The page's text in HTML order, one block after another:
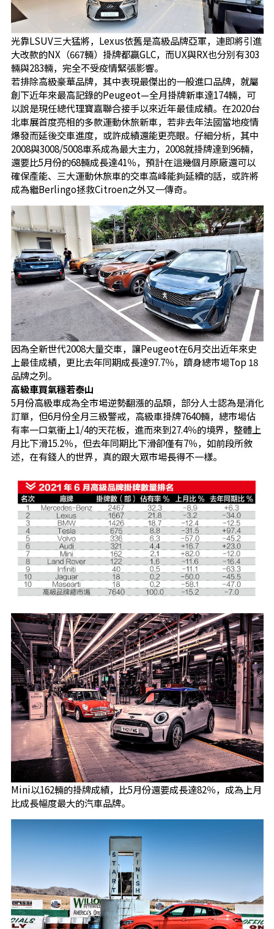
光靠LSUV三大猛將，Lexus依舊是高級品牌亞軍，連即將引進
大改款的NX（667輛）掛牌都贏GLC，而UX與RX也分別有303
輛與283輛，完全不受疫情緊張影響。
若排除高級豪華品牌，其中表現最傑出的一般進口品牌，就屬
創下近年來最高記錄的Peugeot—全月掛牌新車達174輛，可
以說是現任總代理寶嘉聯合接手以來近年最佳成績。在2020台
北車展首度亮相的多款運動休旅新車，若非去年法國當地疫情
爆發而延後交車進度，或許成績還能更亮眼。仔細分析，其中
2008與3008/5008車系成為最大主力，2008就掛牌達到96輛，
還要比5月份的68輛成長達41％，預計在這幾個月原廠還可以
確保產能、三大運動休旅車的交車高峰能夠延續的話，或許將
成為繼Berlingo拯救Citroen之外又一傳奇。
因為全新世代2008大量交車，讓Peugeot在6月交出近年來史
上最佳成績，更比去年同期成長達97.7％，躋身總市場Top 18
品牌之列。
高級車買氣穩若泰山
5月份高級車成為全市場逆勢翻漲的品類，部分人士認為是消化
訂單，但6月份全月三級警戒，高級車掛牌7640輛，總市場佔
有率一口氣衝上1/4的天花板，進而來到27.4％的境界，整體上
月比下滑15.2％，但去年同期比下滑卻僅有7％，如前段所敘
述，在有錢人的世界，真的跟大眾市場長得不一樣。
Mini以162輛的掛牌成績，比5月份還要成長達82％，成為上月
比成長幅度最大的汽車品牌。